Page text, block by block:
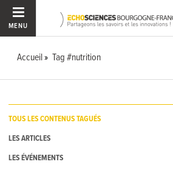
MENU
Accueil Tag #nutrition
TOUS LES CONTENUS TAGUÉS
LES ARTICLES
LES ÉVÉNEMENTS